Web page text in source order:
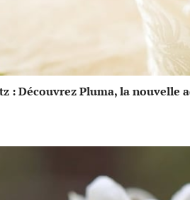
: Découvrez Pluma, la nouvelle